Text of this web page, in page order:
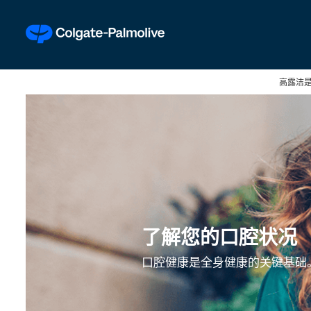
高露洁
了解您的口腔状况
口腔健康是全身健康的关键基